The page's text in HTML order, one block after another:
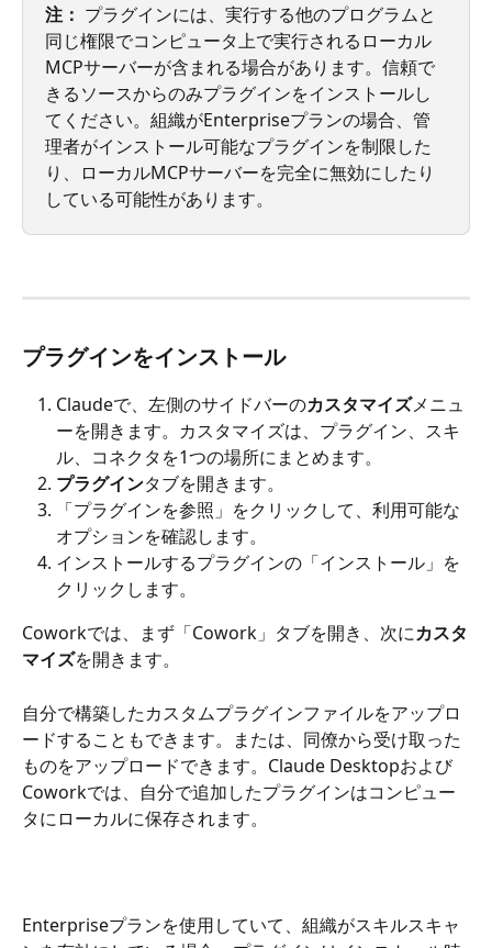
注： プラグインには、実行する他のプログラムと
同じ権限でコンピュータ上で実行されるローカル
MCPサーバーが含まれる場合があります。信頼で
きるソースからのみプラグインをインストールし
てください。組織がEnterpriseプランの場合、管
理者がインストール可能なプラグインを制限した
り、ローカルMCPサーバーを完全に無効にしたり
している可能性があります。
プラグインをインストール
Claudeで、左側のサイドバーのカスタマイズメニュ
ーを開きます。カスタマイズは、プラグイン、スキ
ル、コネクタを1つの場所にまとめます。
プラグインタブを開きます。
「プラグインを参照」をクリックして、利用可能な
オプションを確認します。
インストールするプラグインの「インストール」を
クリックします。
Coworkでは、まず「Cowork」タブを開き、次にカスタ
マイズを開きます。
自分で構築したカスタムプラグインファイルをアップロ
ードすることもできます。または、同僚から受け取った
ものをアップロードできます。Claude Desktopおよび
Coworkでは、自分で追加したプラグインはコンピュー
タにローカルに保存されます。
Enterpriseプランを使用していて、組織がスキルスキャ